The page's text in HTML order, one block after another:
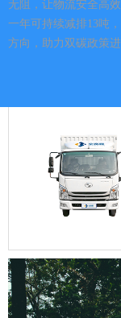
无阻，让物流安全高
一年可持续减排13吨
方向，助力双碳政策进